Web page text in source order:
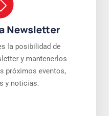
Newsletter
la posibilidad de
y mantenerlos
próximos eventos,
y noticias.